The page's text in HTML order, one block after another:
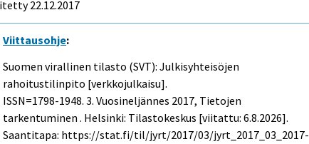
22.12.2017
Viittausohje:
Suomen virallinen tilasto (SVT): Julkisyhteisöjen
rahoitustilinpito [verkkojulkaisu].
ISSN=1798-1948.3. Vuosineljännes 2017, Tietojen
tarkentuminen . Helsinki: Tilastokeskus [viitattu: 6.8.2026].
Saantitapa: https://stat.fi/til/jyrt/2017/03/jyrt_2017_03_2017-